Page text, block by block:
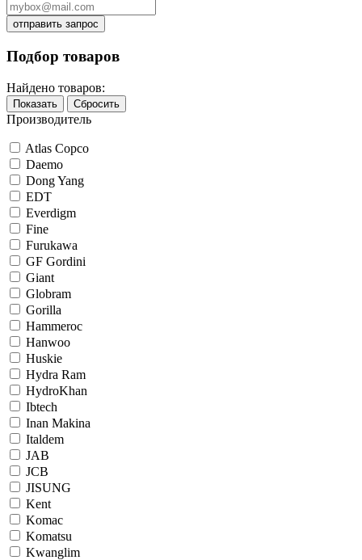
отправить запрос
Подбор товаров
Найдено товаров:
Показать Сбросить
Производитель
Atlas Copco
Daemo
Dong Yang
EDT
Everdigm
Fine
Furukawa
GF Gordini
Giant
Globram
Gorilla
Hammeroc
Hanwoo
Huskie
Hydra Ram
HydroKhan
Ibtech
Inan Makina
Italdem
JAB
JCB
JISUNG
Kent
Komac
Komatsu
Kwanglim